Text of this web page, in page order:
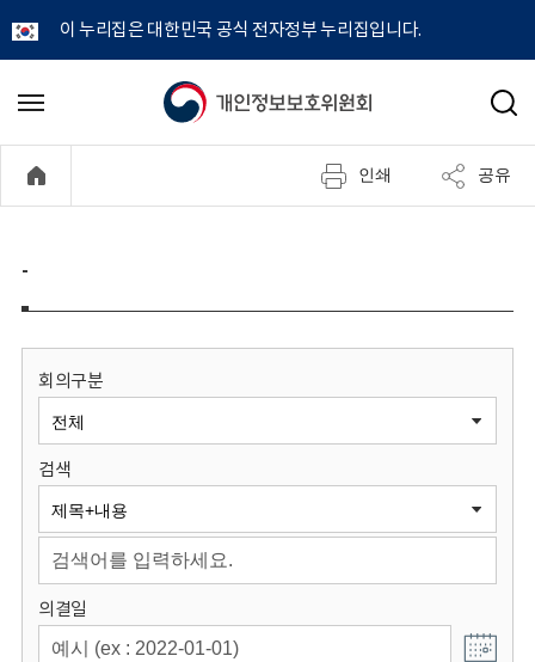
이 누리집은 대한민국 공식 전자정부 누리집입니다.
개
정
보
원
회
메
기
검
인쇄 공유
-
회의구분
검색
의결일